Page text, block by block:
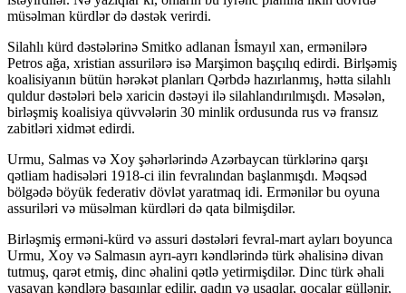
müsəlman kürdlər də dəstək verirdi.
Silahlı kürd dəstələrinə Smitko adlanan İsmayıl xan, ermənilərə
Petros ağa, xristian assurilərə isə Marşimon başçılıq edirdi. Birlşəmiş
koalisiyanın bütün hərəkət planları Qərbdə hazırlanmış, hətta silahlı
quldur dəstələri belə xaricin dəstəyi ilə silahlandırılmışdı. Məsələn,
birləşmiş koalisiya qüvvələrin 30 minlik ordusunda rus və fransız
zabitləri xidmət edirdi.
Urmu, Salmas və Xoy şəhərlərində Azərbaycan türklərinə qarşı
qətliam hadisələri 1918-ci ilin fevralından başlanmışdı. Məqsəd
bölgədə böyük federativ dövlət yaratmaq idi. Ermənilər bu oyuna
assuriləri və müsəlman kürdləri də qata bilmişdilər.
Birləşmiş erməni-kürd və assuri dəstələri fevral-mart ayları boyunca
Urmu, Xoy və Salmasın ayrı-ayrı kəndlərində türk əhalisinə divan
tutmuş, qarət etmiş, dinc əhalini qətlə yetirmişdilər. Dinc türk əhali
yaşayan kəndlərə basqınlar edilir, qadın və uşaqlar, qocalar güllənir,